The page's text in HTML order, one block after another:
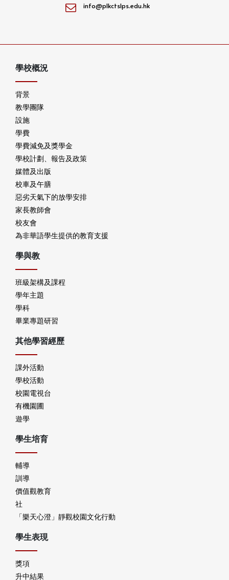
info@plkctslps.edu.hk
學校概況
背景
教學團隊
設施
學費
學費減免及獎學金
學校計劃、報告及政策
媒體及出版
校車及午膳
惡劣天氣下的放學安排
家長教師會
校友會
為非華語學生提供的教育支援
學與教
班級架構及課程
學年主題
學科
畢業專題研習
其他學習經歷
課外活動
學校活動
校園電視台
有機園圃
遊學
學生培育
輔導
訓導
價值觀教育
社
「樂天心澄」靜觀校園文化行動
學生表現
獎項
升中結果